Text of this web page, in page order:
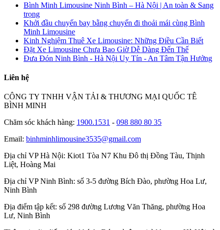
Bình Minh Limousine Ninh Bình – Hà Nội | An toàn & Sang
trọng
Khởi đầu chuyến bay bằng chuyến đi thoải mái cùng Bình
Minh Limousine
Kinh Nghiệm Thuê Xe Limousine: Những Điều Cần Biết
Đặt Xe Limousine Chưa Bao Giờ Dễ Dàng Đến Thế
Đưa Đón Ninh Bình - Hà Nội Uy Tín - An Tâm Tận Hưởng
Liên hệ
CÔNG TY TNHH VẬN TẢI & THƯƠNG MẠI QUỐC TÊ
BÌNH MINH
Chăm sóc khách hàng: 1900.1531 - 098 880 80 35
Email: binhminhlimousine3535@gmail.com
Địa chỉ VP Hà Nội: Kiot1 Tòa N7 Khu Đô thị Đồng Tàu, Thịnh
Liệt, Hoàng Mai
Địa chỉ VP Ninh Bình: số 3-5 đường Bích Đào, phường Hoa Lư,
Ninh Bình
Địa điểm tập kết: số 298 đường Lương Văn Thăng, phường Hoa
Lư, Ninh Bình